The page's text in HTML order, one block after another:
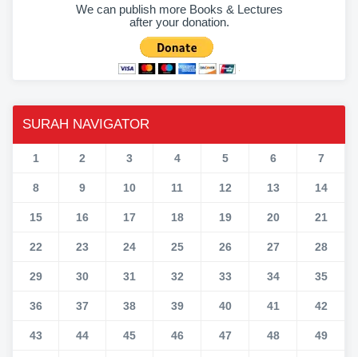
We can publish more Books & Lectures
after your donation.
SURAH NAVIGATOR
1 2 3 4 5 6 7
8 9 10 11 12 13 14
15 16 17 18 19 20 21
22 23 24 25 26 27 28
29 30 31 32 33 34 35
36 37 38 39 40 41 42
43 44 45 46 47 48 49